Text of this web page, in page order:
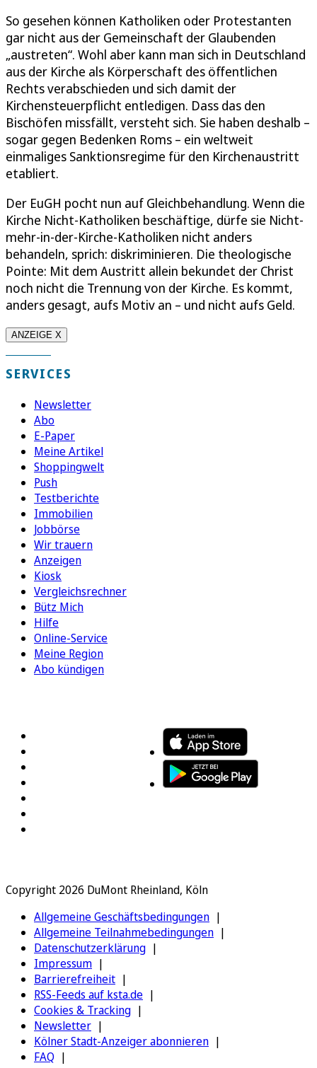
So gesehen können Katholiken oder Protestanten
gar nicht aus der Gemeinschaft der Glaubenden
„austreten“. Wohl aber kann man sich in Deutschland
aus der Kirche als Körperschaft des öffentlichen
Rechts verabschieden und sich damit der
Kirchensteuerpflicht entledigen. Dass das den
Bischöfen missfällt, versteht sich. Sie haben deshalb –
sogar gegen Bedenken Roms – ein weltweit
einmaliges Sanktionsregime für den Kirchenaustritt
etabliert.
Der EuGH pocht nun auf Gleichbehandlung. Wenn die
Kirche Nicht-Katholiken beschäftige, dürfe sie Nicht-
mehr-in-der-Kirche-Katholiken nicht anders
behandeln, sprich: diskriminieren. Die theologische
Pointe: Mit dem Austritt allein bekundet der Christ
noch nicht die Trennung von der Kirche. Es kommt,
anders gesagt, aufs Motiv an – und nicht aufs Geld.
ANZEIGE X
SERVICES
Newsletter
Abo
E-Paper
Meine Artikel
Shoppingwelt
Push
Testberichte
Immobilien
Jobbörse
Wir trauern
Anzeigen
Kiosk
Vergleichsrechner
Bütz Mich
Hilfe
Online-Service
Meine Region
Abo kündigen
Copyright 2026 DuMont Rheinland, Köln
Allgemeine Geschäftsbedingungen
Allgemeine Teilnahmebedingungen
Datenschutzerklärung
Impressum
Barrierefreiheit
RSS-Feeds auf ksta.de
Cookies & Tracking
Newsletter
Kölner Stadt-Anzeiger abonnieren
FAQ